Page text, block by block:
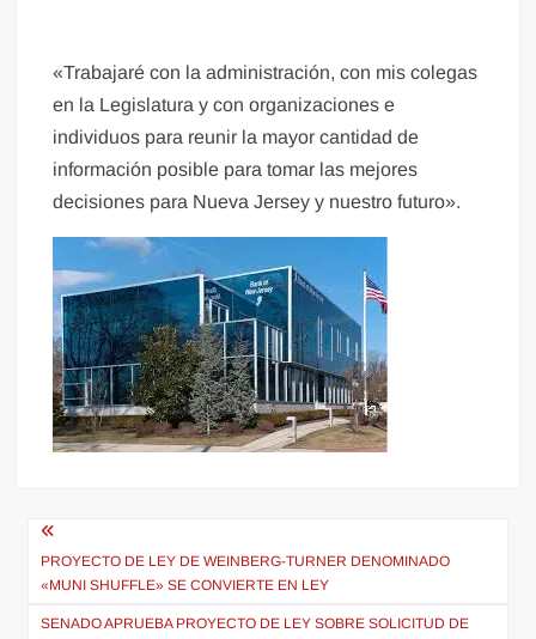
«Trabajaré con la administración, con mis colegas
en la Legislatura y con organizaciones e
individuos para reunir la mayor cantidad de
información posible para tomar las mejores
decisiones para Nueva Jersey y nuestro futuro».
Navegación
de
entradas
PROYECTO DE LEY DE WEINBERG-TURNER DENOMINADO
«MUNI SHUFFLE» SE CONVIERTE EN LEY
SENADO APRUEBA PROYECTO DE LEY SOBRE SOLICITUD DE